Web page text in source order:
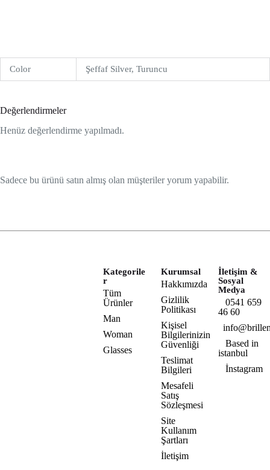
Color Şeffaf Silver, Turuncu
Değerlendirmeler
Henüz değerlendirme yapılmadı.
Sadece bu ürünü satın almış olan müşteriler yorum yapabilir.
Kategorile
r
Tüm
Ürünler
Man
Woman
Glasses
Kurumsal
Hakkımızda
Gizlilik
Politikası
Kişisel
Bilgilerinizin
Güvenliği
Teslimat
Bilgileri
Mesafeli
Satış
Sözleşmesi
Site
Kullanım
Şartları
İletişim
İletişim &
Sosyal
Medya
0541 659
46 60
Based in
istanbul
İnstagram